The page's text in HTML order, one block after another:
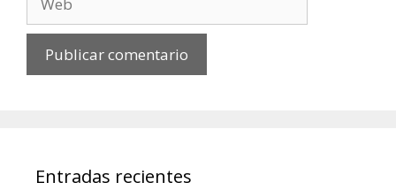
Entradas recientes